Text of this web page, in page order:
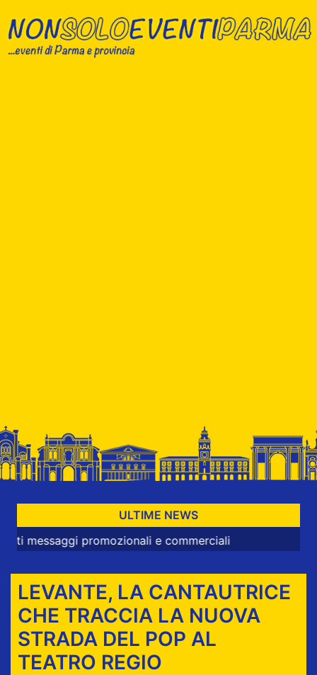
ULTIME NEWS
promozionali e commerciali
LEVANTE, LA CANTAUTRICE
CHE TRACCIA LA NUOVA
STRADA DEL POP AL
TEATRO REGIO